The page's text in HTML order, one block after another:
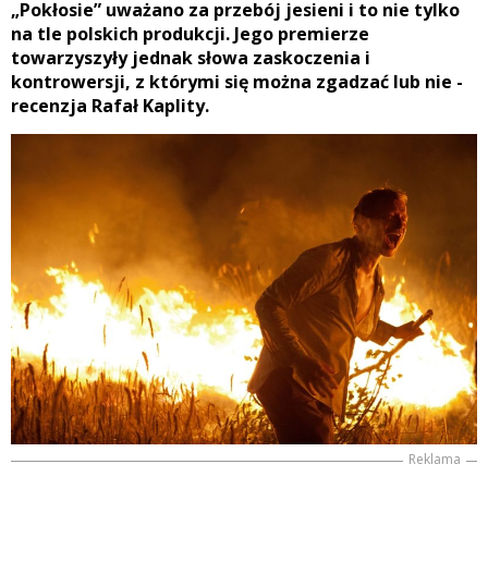
„Pokłosie” uważano za przebój jesieni i to nie tylko
na tle polskich produkcji. Jego premierze
towarzyszyły jednak słowa zaskoczenia i
kontrowersji, z którymi się można zgadzać lub nie -
recenzja Rafał Kaplity.
Reklama